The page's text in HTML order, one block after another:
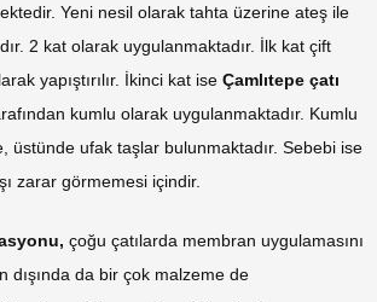
Yeni nesil olarak tahta üzerine ateş ile
2 kat olarak uygulanmaktadır. İlk kat çift
yapıştırılır. İkinci kat ise Çamlıtepe çatı
kumlu olarak uygulanmaktadır. Kumlu
üstünde ufak taşlar bulunmaktadır. Sebebi ise
zarar görmemesi içindir.
çoğu çatılarda membran uygulamasını
dışında da bir çok malzeme de